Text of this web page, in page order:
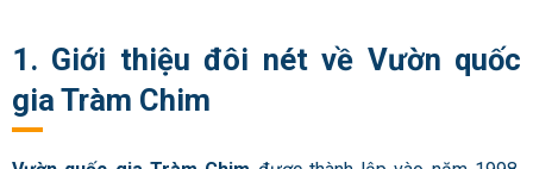
1. Giới thiệu đôi nét về Vườn quốc
gia Tràm Chim